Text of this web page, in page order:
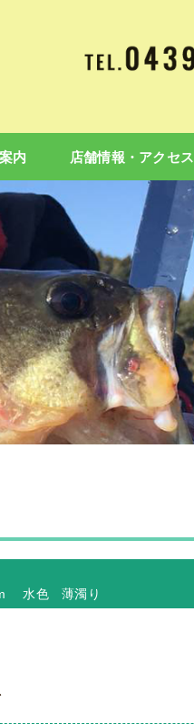
内 店舗情報・アクセス
水色 薄濁り